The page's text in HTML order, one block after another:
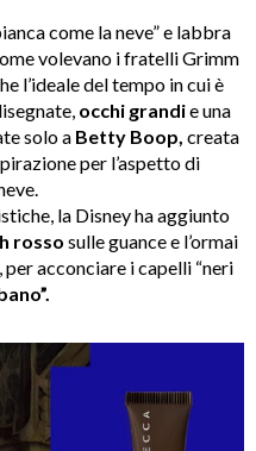
come la neve” e labbra
volevano i fratelli Grimm
l’ideale del tempo in cui è
occhi grandie una
solo a Betty Boop, creata
per l’aspetto di
la Disney ha aggiunto
rosso sulle guance e l’ormai
per acconciare i capelli “neri